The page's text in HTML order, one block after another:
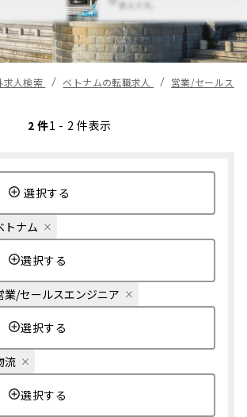
求人です。
求人検索 ベトナムの転職求人 営業/セールス
2 件1 - 2 件表示
選択する
トナム
選択する
業/セールスエンジニア
選択する
流
選択する